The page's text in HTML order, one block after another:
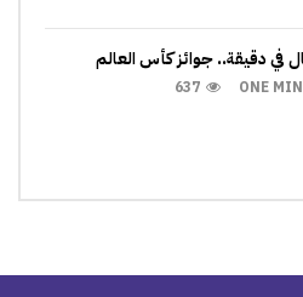
في دقيقة.. جوائز كأس العالم
ONE
637